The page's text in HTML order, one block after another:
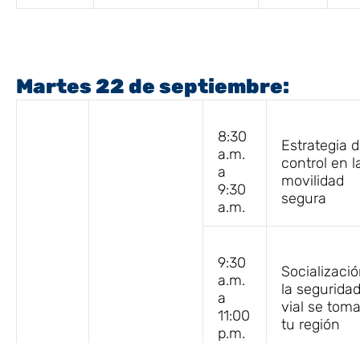
Martes 22 de septiembre:
8:30
a.m.
a
9:30
a.m.
Estrategia
control en
movilidad
segura
9:30
a.m.
a
11:00
p.m.
la seguridad
vial se toma
tu región